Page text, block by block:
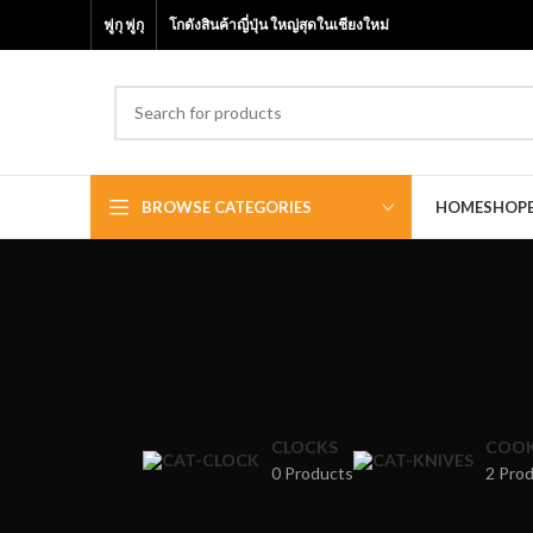
ฟูกุ ฟูกุ โกดังสินค้าญี่ปุ่น ใหญ่สุดในเชียงใหม่
BROWSE CATEGORIES HOMESHOP
CLOCKS
0 Products
2